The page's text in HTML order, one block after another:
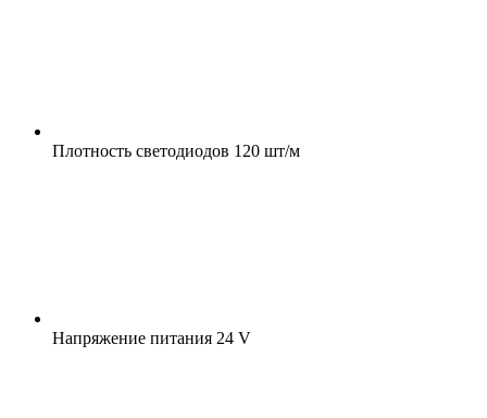
Плотность светодиодов 120 шт/м
Напряжение питания 24 V